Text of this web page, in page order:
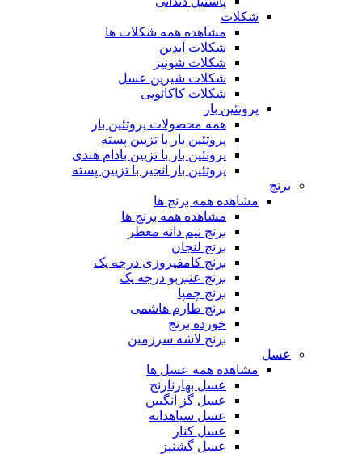
شکلات
مشاهده همه شکلات ها
شکلات آیدین
شکلات شونیز
شکلات شیرین عسل
شکلات کاکائویی
پروتئین بار
همه محصولات پروتئین بار
پروتئین بار با تزیین پسته
پروتئین بار با تزیین بادام هندی
پروتئین بار انجیر با تزیین پسته
برنج
مشاهده همه برنج ها
مشاهده همه برنج ها
برنج نیم دانه معطر
برنج لنجان
برنج کامفیروزی درجه یک
برنج عنبربو درجه یک
برنج چمپا
برنج طارم هاشمی
خورده برنج
برنج لاشه سرزمین
عسل
مشاهده همه عسل ها
عسل بهارنارنج
عسل گز انگبین
عسل سیاهدانه
عسل کنار
عسل گشنیز